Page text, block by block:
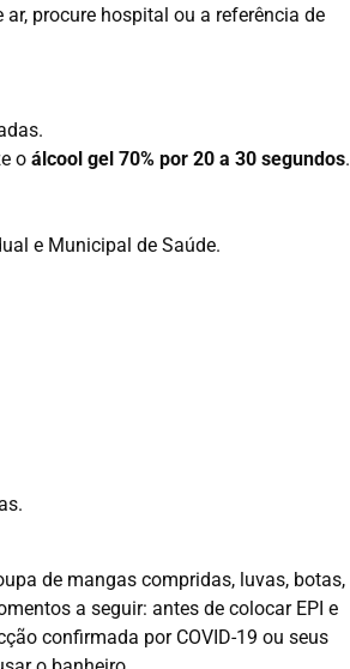
procure hospital ou a referência de
o álcool gel 70% por 20 a 30 segundos.
e Municipal de Saúde.
de mangas compridas, luvas, botas,
a seguir: antes de colocar EPI e
confirmada por COVID-19 ou seus